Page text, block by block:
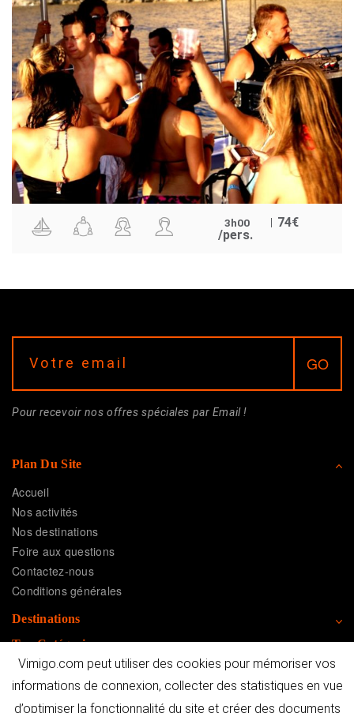
3h00 74€
/pers.
Pour recevoir nos offres spéciales par Email !
Plan Du Site
Accueil
Nos activités
Nos destinations
Foire aux questions
Contactez-nous
Conditions générales
Destinations
Top Catégories
Vimigo
Vimigo.com peut utiliser des cookies pour mémoriser vos
informations de connexion, collecter des statistiques en vue
d’optimiser la fonctionnalité du site et créer des documents